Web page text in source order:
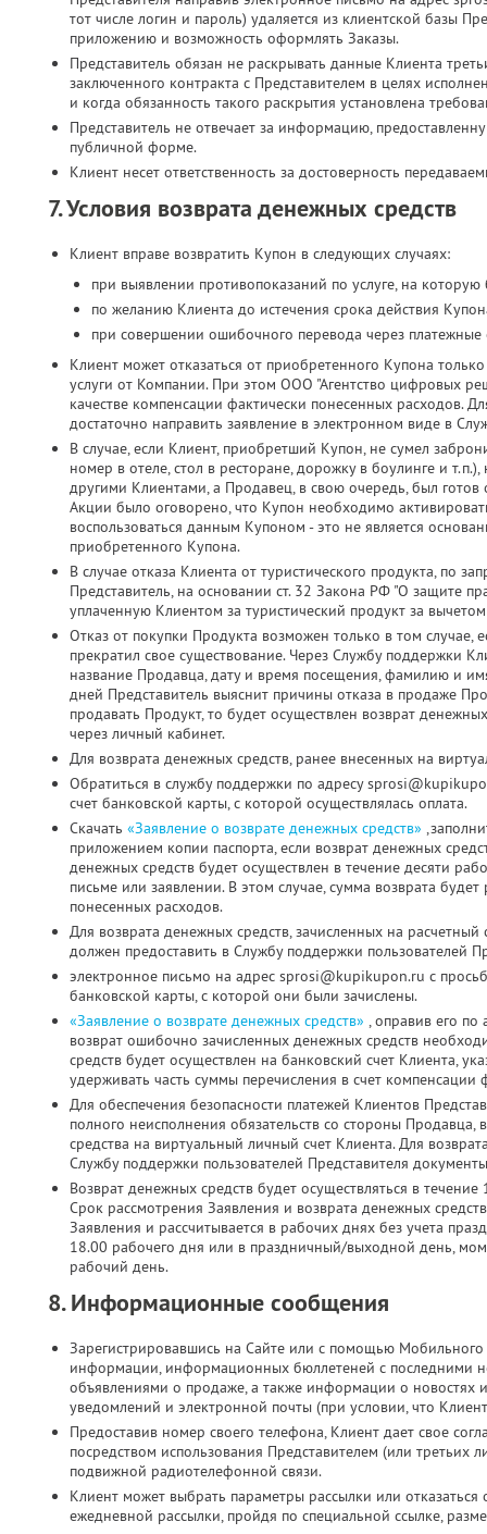
тот числе логин и пароль) удаляется из клиентской базы
приложению и возможность оформлять Заказы.
Представитель обязан не раскрывать данные Клиента
заключенного контракта с Представителем в целях
и когда обязанность такого раскрытия установлена
Представитель не отвечает за информацию,
публичной форме.
Клиент несет ответственность за достоверность
7. Условия возврата денежных средств
Клиент вправе возвратить Купон в следующих случаях:
при выявлении противопоказаний по услуге, на
по желанию Клиента до истечения срока действия
при совершении ошибочного перевода через платежные
Клиент может отказаться от приобретенного Купона
услуги от Компании. При этом ООО "Агентство цифровых
качестве компенсации фактически понесенных расходов.
достаточно направить заявление в электронном виде в
В случае, если Клиент, приобретший Купон, не сумел
номер в отеле, стол в ресторане, дорожку в боулинге и
другими Клиентами, а Продавец, в свою очередь, был готов
Акции было оговорено, что Купон необходимо
воспользоваться данным Купоном - это не является
приобретенного Купона.
В случае отказа Клиента от туристического продукта, по
Представитель, на основании ст. 32 Закона РФ "О защите
уплаченную Клиентом за туристический продукт за
Отказ от покупки Продукта возможен только в том
прекратил свое существование. Через Службу поддержки
название Продавца, дату и время посещения, фамилию и
дней Представитель выяснит причины отказа в продаже
продавать Продукт, то будет осуществлен возврат
через личный кабинет.
Для возврата денежных средств, ранее внесенных на
Обратиться в службу поддержки по адресу
счет банковской карты, с которой осуществлялась оплата.
Скачать «Заявление о возврате денежных средств»
приложением копии паспорта, если возврат денежных
денежных средств будет осуществлен в течение десяти
письме или заявлении. В этом случае, сумма возврата
понесенных расходов.
Для возврата денежных средств, зачисленных на
должен предоставить в Службу поддержки пользователей
электронное письмо на адрес sprosi@kupikupon.ru с
банковской карты, с которой они были зачислены.
«Заявление о возврате денежных средств» , оправив его
возврат ошибочно зачисленных денежных средств
средств будет осуществлен на банковский счет Клиента,
удерживать часть суммы перечисления в счет компенсации
Для обеспечения безопасности платежей Клиентов
полного неисполнения обязательств со стороны
средства на виртуальный личный счет Клиента. Для
Службу поддержки пользователей Представителя
Возврат денежных средств будет осуществляться в
Срок рассмотрения Заявления и возврата денежных
Заявления и рассчитывается в рабочих днях без учета
18.00 рабочего дня или в праздничный/выходной день,
рабочий день.
8. Информационные сообщения
Зарегистрировавшись на Сайте или с помощью
информации, информационных бюллетеней с последними
объявлениями о продаже, а также информации о новостях
уведомлений и электронной почты (при условии, что
Предоставив номер своего телефона, Клиент дает свое
посредством использования Представителем (или
подвижной радиотелефонной связи.​
Клиент может выбрать параметры рассылки или
ежедневной рассылки, пройдя по специальной ссылке,